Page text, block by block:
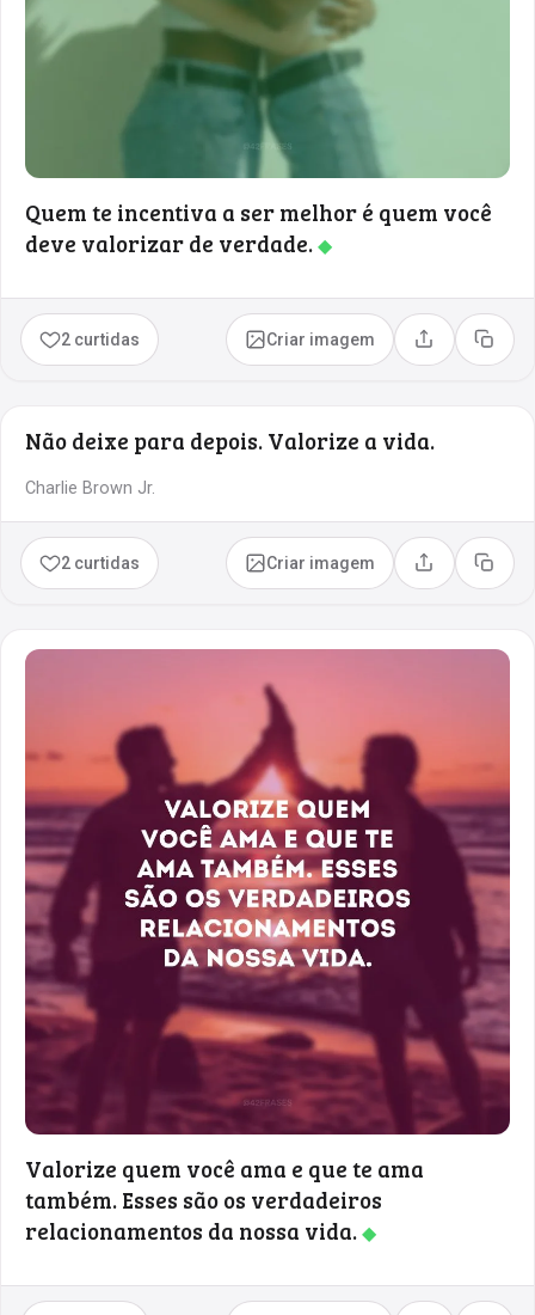
Quem te incentiva a ser melhor é quem você
deve valorizar de verdade.◆
2 curtidas Criar imagem Compartilhar
Copiar
Não deixe para depois. Valorize a vida.
Charlie Brown Jr.
2 curtidas Criar imagem Compartilhar
Copiar
Valorize quem você ama e que te ama
também. Esses são os verdadeiros
relacionamentos da nossa vida.◆